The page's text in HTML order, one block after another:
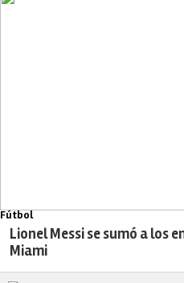
Fútbol
Lionel Messi se sumó a los
Miami